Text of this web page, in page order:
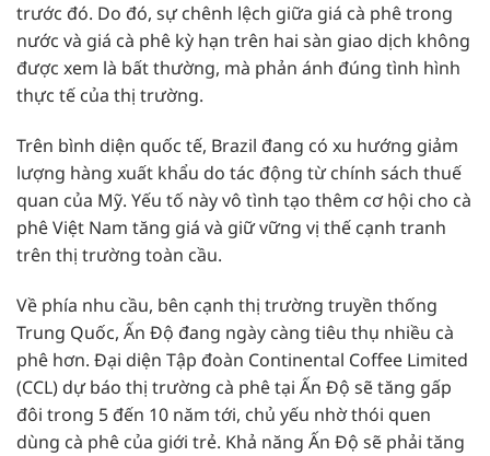
trước đó. Do đó, sự chênh lệch giữa giá cà phê trong
nước và giá cà phê kỳ hạn trên hai sàn giao dịch không
được xem là bất thường, mà phản ánh đúng tình hình
thực tế của thị trường.
Trên bình diện quốc tế, Brazil đang có xu hướng giảm
lượng hàng xuất khẩu do tác động từ chính sách thuế
quan của Mỹ. Yếu tố này vô tình tạo thêm cơ hội cho cà
phê Việt Nam tăng giá và giữ vững vị thế cạnh tranh
trên thị trường toàn cầu.
Về phía nhu cầu, bên cạnh thị trường truyền thống
Trung Quốc, Ấn Độ đang ngày càng tiêu thụ nhiều cà
phê hơn. Đại diện Tập đoàn Continental Coffee Limited
(CCL) dự báo thị trường cà phê tại Ấn Độ sẽ tăng gấp
đôi trong 5 đến 10 năm tới, chủ yếu nhờ thói quen
dùng cà phê của giới trẻ. Khả năng Ấn Độ sẽ phải tăng